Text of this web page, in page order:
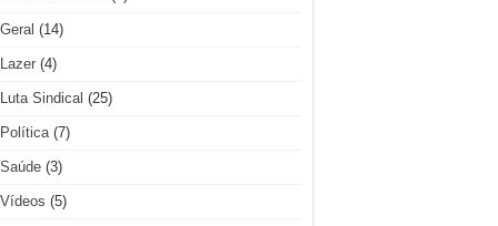
Geral (14)
Lazer(4)
Luta Sindical (25)
Política(7)
Saúde(3)
Vídeos (5)